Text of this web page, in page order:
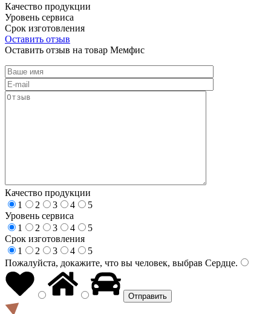
Качество продукции
Уровень сервиса
Срок изготовления
Оставить отзыв
Оставить отзыв на товар Мемфис
Качество продукции
1
2 3 4
5
Уровень сервиса
1
2 3 4
5
Срок изготовления
1
2 3 4
5
Пожалуйста, докажите, что вы человек, выбрав Сердце.